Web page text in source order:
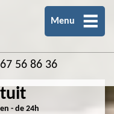
Menu
56 86 36
- de 24h